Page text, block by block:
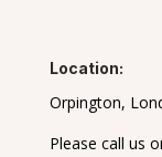
Location:
Orpington,
Please call us